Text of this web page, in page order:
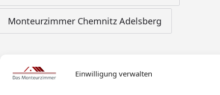
Einwilligung verwalten
Monteurzimmer Chemnitz Adelsberg